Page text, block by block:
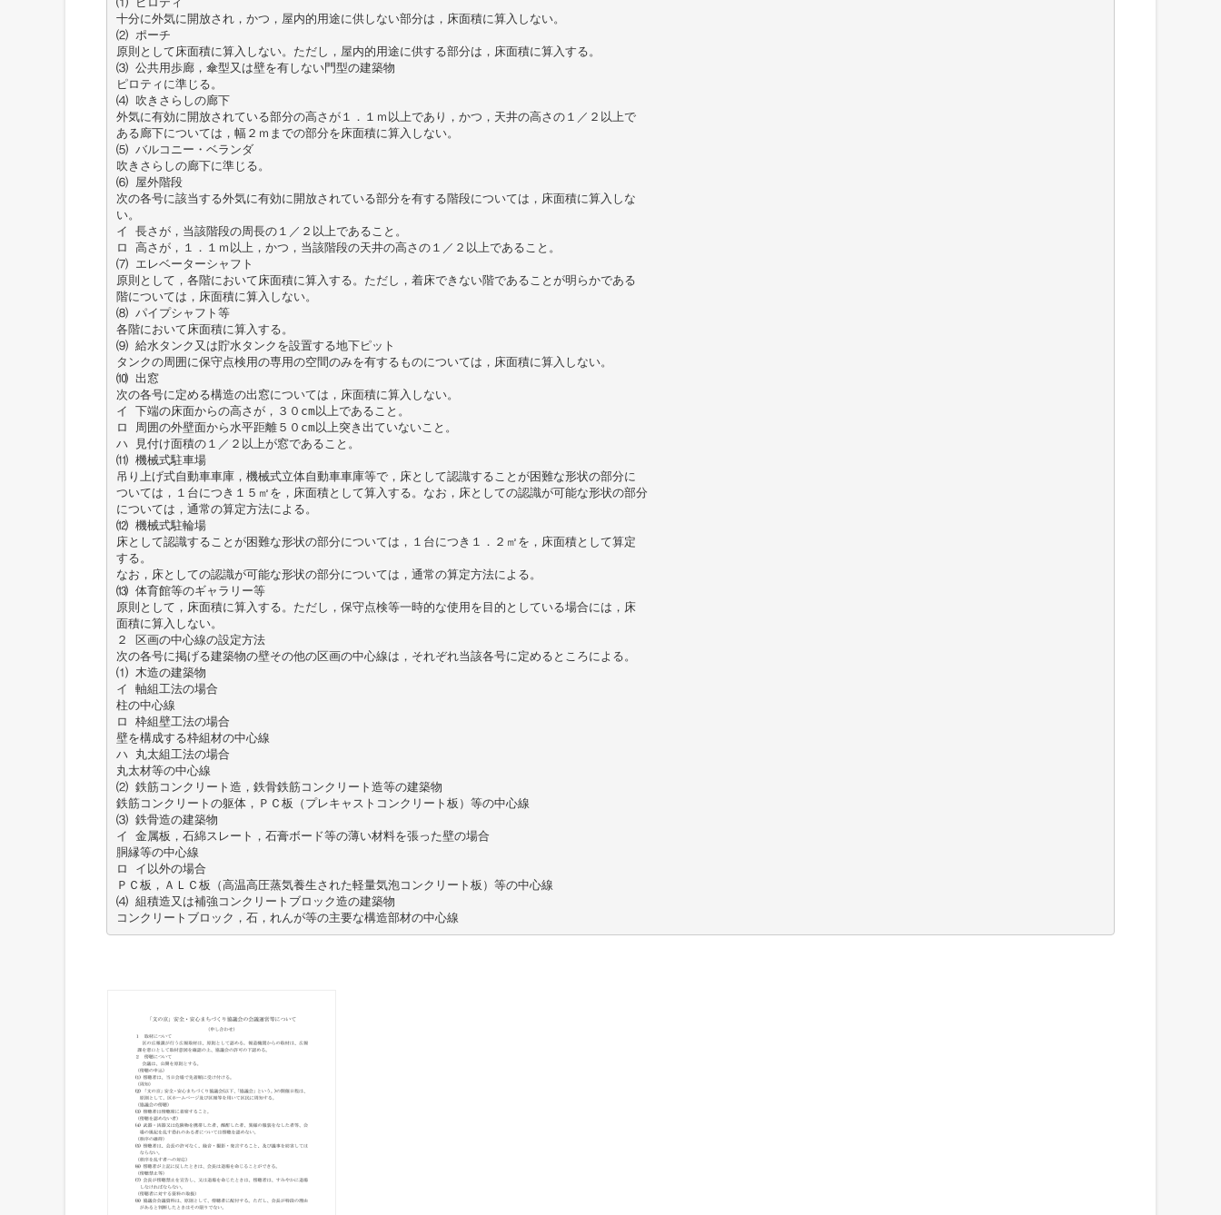
十分に外気に開放され，かつ，屋内的用途に供しない部分は，床面積に算入しない。
⑵ ポーチ
原則として床面積に算入しない。ただし，屋内的用途に供する部分は，床面積に算入する。
⑶ 公共用歩廊，傘型又は壁を有しない門型の建築物
ピロティに準じる。
⑷ 吹きさらしの廊下
外気に有効に開放されている部分の高さが１．１ｍ以上であり，かつ，天井の高さの１／２以上で
ある廊下については，幅２ｍまでの部分を床面積に算入しない。
⑸ バルコニー・ベランダ
吹きさらしの廊下に準じる。
⑹ 屋外階段
次の各号に該当する外気に有効に開放されている部分を有する階段については，床面積に算入しな
い。
イ 長さが，当該階段の周長の１／２以上であること。
ロ 高さが，１．１ｍ以上，かつ，当該階段の天井の高さの１／２以上であること。
⑺ エレベーターシャフト
原則として，各階において床面積に算入する。ただし，着床できない階であることが明らかである
階については，床面積に算入しない。
⑻ パイプシャフト等
各階において床面積に算入する。
⑼ 給水タンク又は貯水タンクを設置する地下ピット
タンクの周囲に保守点検用の専用の空間のみを有するものについては，床面積に算入しない。
⑽ 出窓
次の各号に定める構造の出窓については，床面積に算入しない。
イ 下端の床面からの高さが，３０cm以上であること。
ロ 周囲の外壁面から水平距離５０cm以上突き出ていないこと。
ハ 見付け面積の１／２以上が窓であること。
⑾ 機械式駐車場
吊り上げ式自動車車庫，機械式立体自動車車庫等で，床として認識することが困難な形状の部分に
ついては，１台につき１５㎡を，床面積として算入する。なお，床としての認識が可能な形状の部分
については，通常の算定方法による。
⑿ 機械式駐輪場
床として認識することが困難な形状の部分については，１台につき１．２㎡を，床面積として算定
する。
なお，床としての認識が可能な形状の部分については，通常の算定方法による。
⒀ 体育館等のギャラリー等
原則として，床面積に算入する。ただし，保守点検等一時的な使用を目的としている場合には，床
面積に算入しない。
２ 区画の中心線の設定方法
次の各号に掲げる建築物の壁その他の区画の中心線は，それぞれ当該各号に定めるところによる。
⑴ 木造の建築物
イ 軸組工法の場合
柱の中心線
ロ 枠組壁工法の場合
壁を構成する枠組材の中心線
ハ 丸太組工法の場合
丸太材等の中心線
⑵ 鉄筋コンクリート造，鉄骨鉄筋コンクリート造等の建築物
鉄筋コンクリートの躯体，ＰＣ板（プレキャストコンクリート板）等の中心線
⑶ 鉄骨造の建築物
イ 金属板，石綿スレート，石膏ボード等の薄い材料を張った壁の場合
胴縁等の中心線
ロ イ以外の場合
ＰＣ板，ＡＬＣ板（高温高圧蒸気養生された軽量気泡コンクリート板）等の中心線
⑷ 組積造又は補強コンクリートブロック造の建築物